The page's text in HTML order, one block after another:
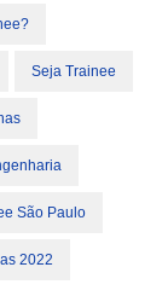
Seja Trainee
São Paulo
2022